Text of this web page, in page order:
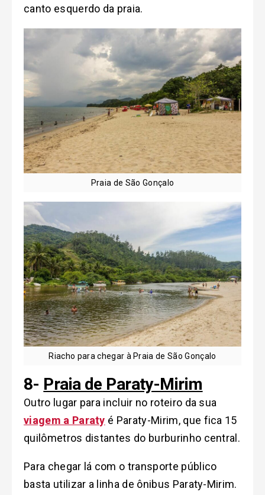
canto esquerdo da praia.
Praia de São Gonçalo
Riacho para chegar à Praia de São Gonçalo
8- Praia de Paraty-Mirim
Outro lugar para incluir no roteiro da sua
viagem a Paraty é Paraty-Mirim, que fica 15
quilômetros distantes do burburinho central.
Para chegar lá com o transporte público
basta utilizar a linha de ônibus Paraty-Mirim.